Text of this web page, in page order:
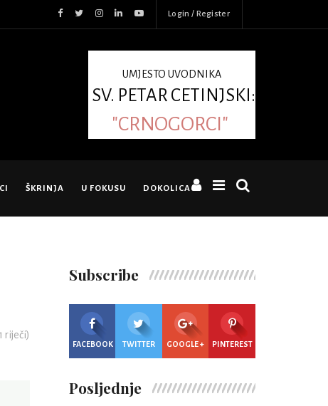
Login / Register
UMJESTO UVODNIKA
SV. PETAR CETINJSKI:
"CRNOGORCI"
ŠKRINJA U FOKUSU DOKOLICA
riječi)
Subscribe
FACEBOOK TWITTER GOOGLE + PINTEREST
Posljednje